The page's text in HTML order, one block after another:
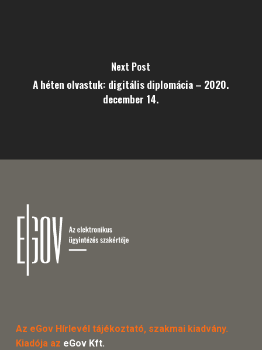
Next Post
A héten olvastuk: digitális diplomácia – 2020.
december 14.
Az eGov Hírlevél tájékoztató, szakmai kiadvány.
Kiadója az eGov Kft.